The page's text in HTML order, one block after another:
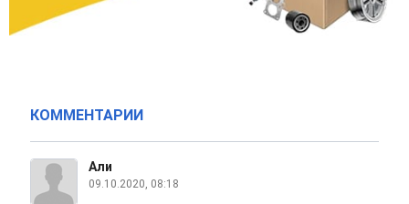
КОММЕНТАРИИ
Али
09.10.2020, 08:18